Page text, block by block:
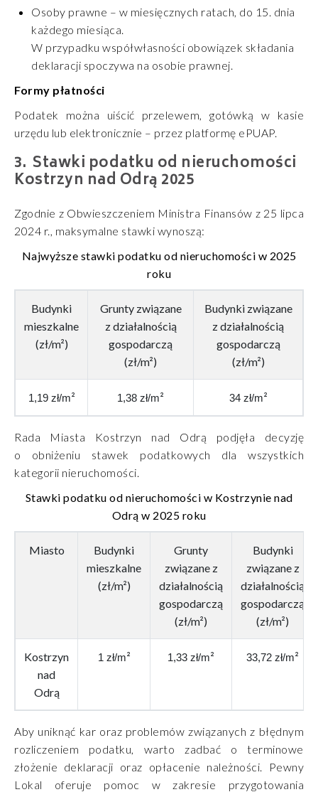
Osoby prawne – w miesięcznych ratach, do 15. dnia
każdego miesiąca
W przypadku współwłasności obowiązek składania
deklaracji spoczywa na osobie prawnej.
Formy płatności
Podatek można uiścić przelewem, gotówką w kasie
urzędu lub elektronicznie – przez platformę ePUAP.
Stawki podatku od nieruchomości
Kostrzyn nad Odrą 2025
Zgodnie z Obwieszczeniem Ministra Finansów z 25 lipca
2024 r. , maksymalne stawki wynoszą:
Najwyższe stawki podatku od nieruchomości w 2025
roku
Budynki
mieszkalne
(zł/m²)
Grunty związane
z działalnością
gospodarczą
(zł/m²)
Budynki związane
z działalnością
gospodarczą
(zł/m²)
1,19 zł/m² 1,38 zł/m² 34 zł/m²
Rada Miasta Kostrzyn nad Odrą podjęła decyzję
o obniżeniu stawek podatkowych dla wszystkich
kategorii nieruchomości.
Stawki podatku od nieruchomości w Kostrzynie nad
Odrą w 2025 roku
Miasto
Budynki
mieszkalne
(zł/m²)
Grunty
związane z
działalnością
gospodarczą
(zł/m²)
Budynki
związane z
działalnością
gospodarczą
(zł/m²)
Kostrzyn
nad
Odrą
1 zł/m² 1,33 zł/m² 33,72 zł/m²
Aby uniknąć kar oraz problemów związanych z błędnym
rozliczeniem podatku, warto zadbać o terminowe
złożenie deklaracji oraz opłacenie należności.
Pewny
Lokal oferuje pomoc w zakresie przygotowania